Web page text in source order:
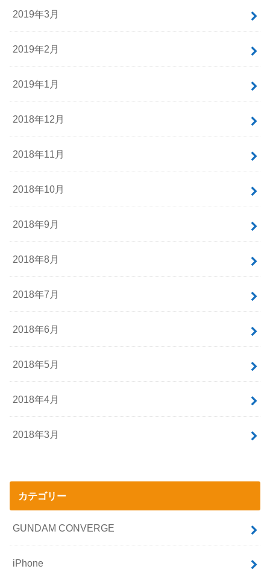
2019年3月
2019年2月
2019年1月
2018年12月
2018年11月
2018年10月
2018年9月
2018年8月
2018年7月
2018年6月
2018年5月
2018年4月
2018年3月
カテゴリー
GUNDAM CONVERGE
iPhone